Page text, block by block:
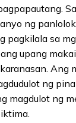
ng
pagkilala sa
upang
Ang
ng
magdulot ng